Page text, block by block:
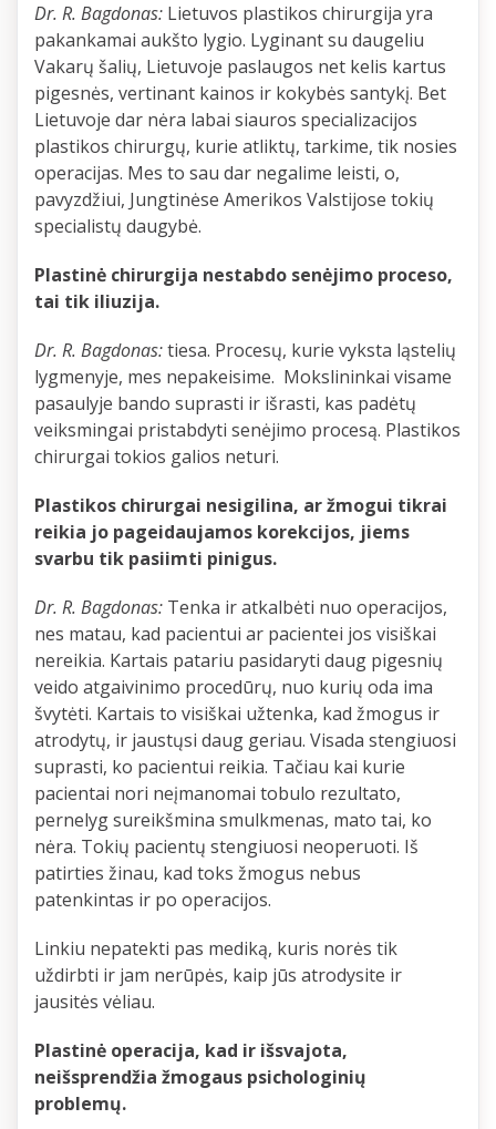
Dr. R. Bagdonas: Lietuvos plastikos chirurgija yra
pakankamai aukšto lygio. Lyginant su daugeliu
Vakarų šalių, Lietuvoje paslaugos net kelis kartus
pigesnės, vertinant kainos ir kokybės santykį. Bet
Lietuvoje dar nėra labai siauros specializacijos
plastikos chirurgų, kurie atliktų, tarkime, tik nosies
operacijas. Mes to sau dar negalime leisti, o,
pavyzdžiui, Jungtinėse Amerikos Valstijose tokių
specialistų daugybė.
Plastinė chirurgija nestabdo senėjimo proceso,
tai tik iliuzija.
Dr. R. Bagdonas:tiesa. Procesų, kurie vyksta ląstelių
lygmenyje, mes nepakeisime. Mokslininkai visame
pasaulyje bando suprasti ir išrasti, kas padėtų
veiksmingai pristabdyti senėjimo procesą. Plastikos
chirurgai tokios galios neturi.
Plastikos chirurgai nesigilina, ar žmogui tikrai
reikia jo pageidaujamos korekcijos, jiems
svarbu tik pasiimti pinigus.
Dr. R. Bagdonas: Tenka ir atkalbėti nuo operacijos,
nes matau, kad pacientui ar pacientei jos visiškai
nereikia. Kartais patariu pasidaryti daug pigesnių
veido atgaivinimo procedūrų, nuo kurių oda ima
švytėti. Kartais to visiškai užtenka, kad žmogus ir
atrodytų, ir jaustųsi daug geriau. Visada stengiuosi
suprasti, ko pacientui reikia. Tačiau kai kurie
pacientai nori neįmanomai tobulo rezultato,
pernelyg sureikšmina smulkmenas, mato tai, ko
nėra. Tokių pacientų stengiuosi neoperuoti. Iš
patirties žinau, kad toks žmogus nebus
patenkintas ir po operacijos.
Linkiu nepatekti pas mediką, kuris norės tik
uždirbti ir jam nerūpės, kaip jūs atrodysite ir
jausitės vėliau.
Plastinė operacija, kad ir išsvajota,
neišsprendžia žmogaus psichologinių
problemų.